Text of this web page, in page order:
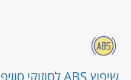
שיפוץ ABS לסוזוקי סוויפט